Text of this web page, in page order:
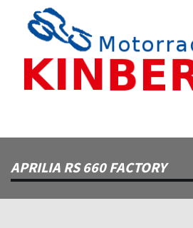
APRILIA RS 660 FACTORY